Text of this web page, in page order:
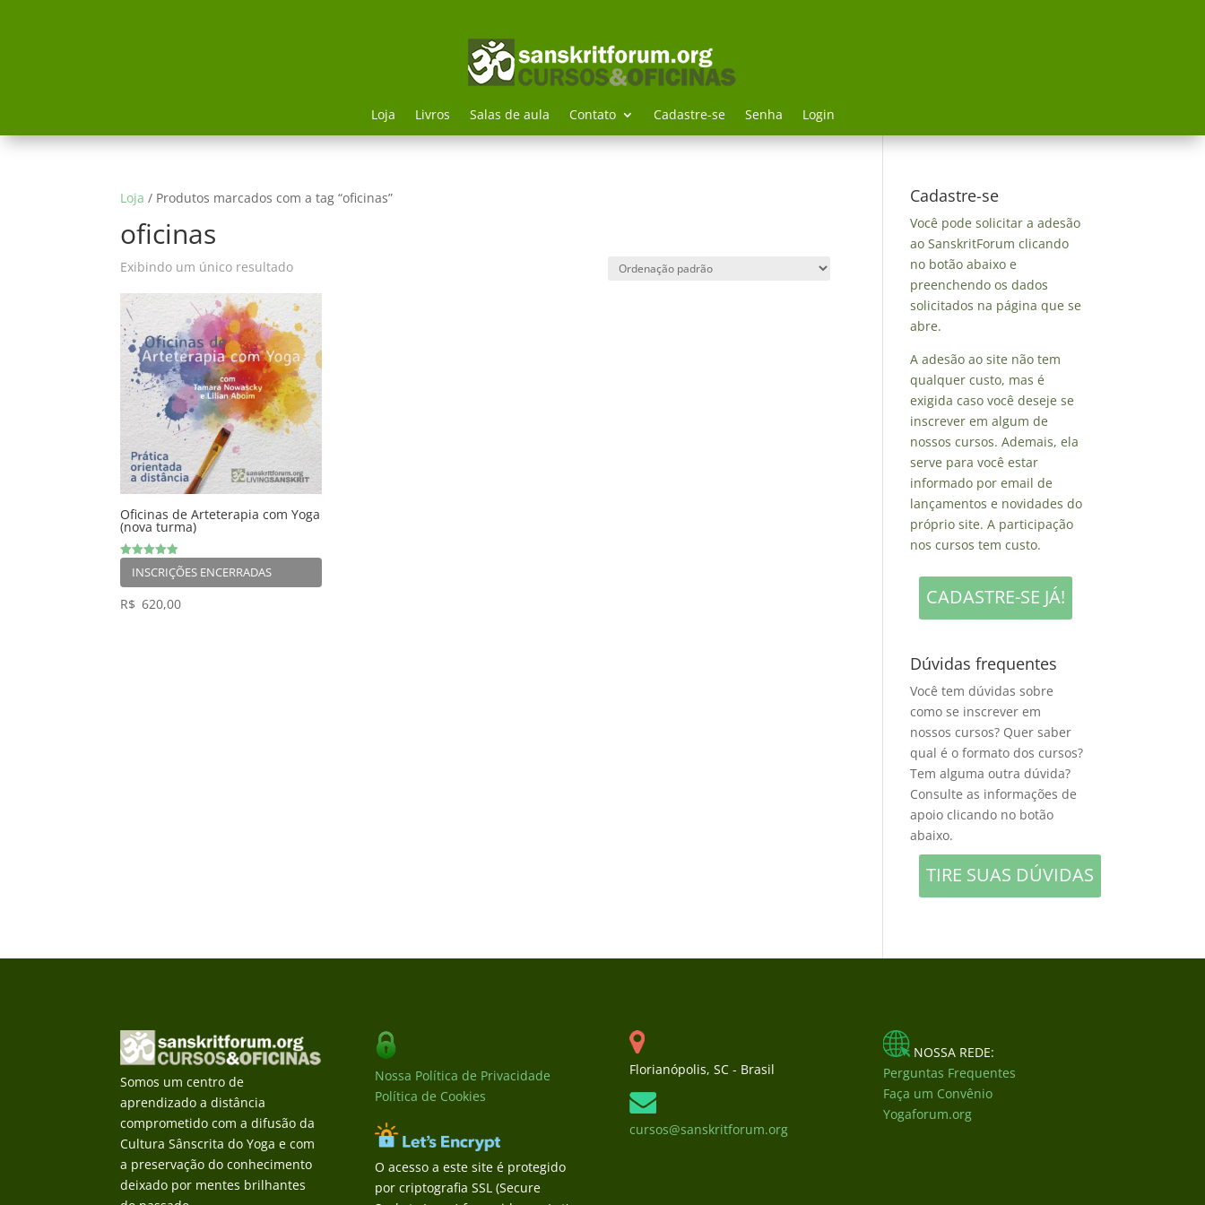
Loja Livros Salas de aula Contato Cadastre-se Senha Login
Loja / Produtos marcados com a tag “oficinas”
oficinas
Exibindo um único resultado
Oficinas de Arteterapia com Yoga
(nova turma)
5.00
de 5
INSCRIÇÕES ENCERRADAS
R$ 620,00
Cadastre-se
Você pode solicitar a adesão
ao SanskritForum clicando
no botão abaixo e
preenchendo os dados
solicitados na página que se
abre.
A adesão ao site não tem
qualquer custo, mas é
exigida caso você deseje se
inscrever em algum de
nossos cursos. Ademais, ela
serve para você estar
informado por email de
lançamentos e novidades do
próprio site. A participação
nos cursos tem custo.
CADASTRE-SE JÁ!
Dúvidas frequentes
Você tem dúvidas sobre
como se inscrever em
nossos cursos? Quer saber
qual é o formato dos cursos?
Tem alguma outra dúvida?
Consulte as informações de
apoio clicando no botão
abaixo.
TIRE SUAS DÚVIDAS
Somos um centro de
aprendizado a distância
comprometido com a difusão da
Cultura Sânscrita do Yoga e com
a preservação do conhecimento
deixado por mentes brilhantes
Nossa Política de Privacidade
Política de Cookies
O acesso a este site é protegido
por criptografia SSL (Secure
Florianópolis, SC - Brasil
cursos@sanskritforum.org
NOSSA REDE:
Perguntas Frequentes
Faça um Convênio
Yogaforum.org